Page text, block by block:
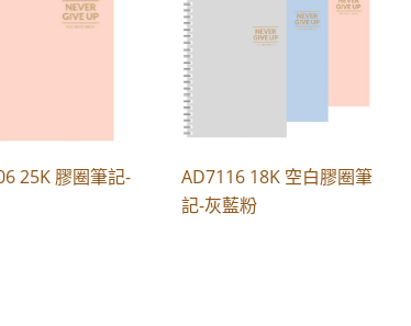
25K 膠圈筆記-
AD7116 18K 空白膠圈筆
記-灰藍粉